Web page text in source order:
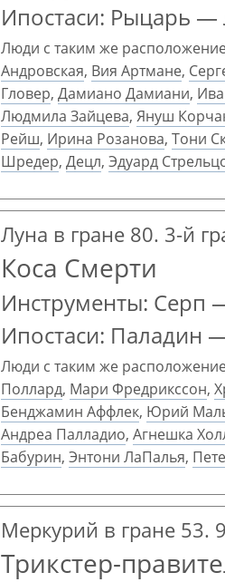
Ипостаси: Рыцарь —
Люди с таким же
Андровская, Вия Артмане,
Гловер, Дамиано Дамиани,
Людмила Зайцева, Януш
Рейш, Ирина Розанова, Тони
Шредер, Децл, Эдуард
Луна в гране 80. 3-й
Коса Смерти
Инструменты: Серп
Ипостаси: Паладин
Люди с таким же
Поллард, Мари Фредрикссон,
Бенджамин Аффлек, Юрий
Андреа Палладио, Агнешка
Бабурин, Энтони ЛаПалья,
Меркурий в гране 53.
Трикстер-